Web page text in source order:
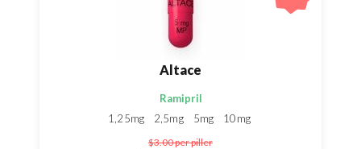
Altace
Ramipril
1,25mg
2,5mg 5mg 10mg
$3.00per piller